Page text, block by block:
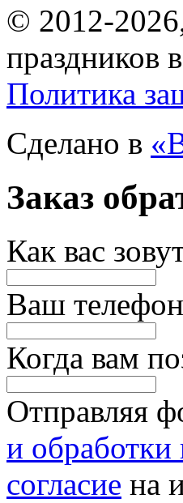
© 2012-
праздников
Политика
Сделано в
Заказ
Как вас
Ваш телефон
Когда вам
Отправляя
и
согласие на